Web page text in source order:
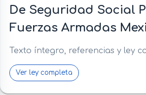
De Seguridad Social
Fuerzas Armadas
Texto íntegro, referencias y ley
Ver ley completa